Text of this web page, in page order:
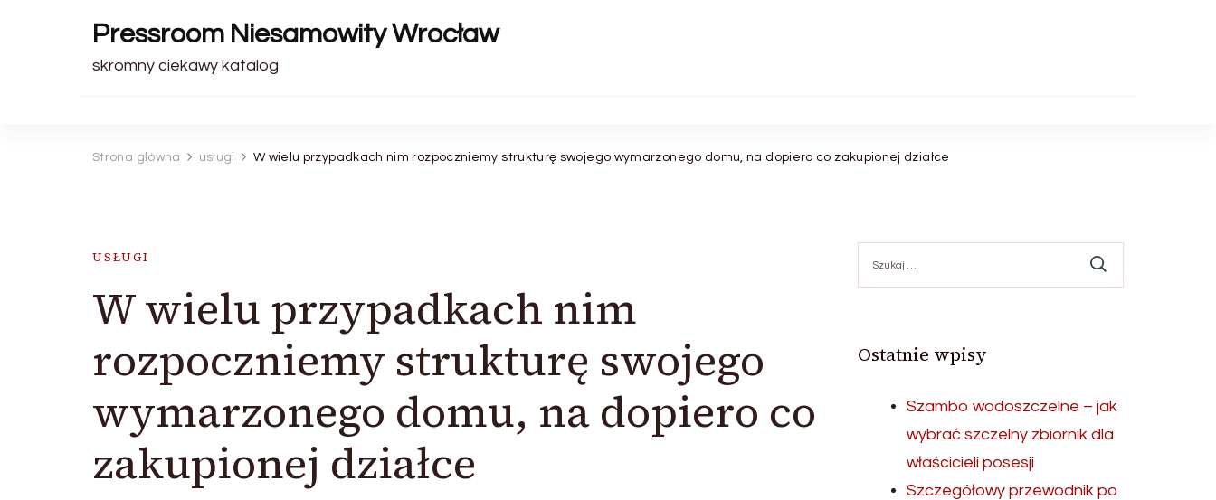
Pressroom Niesamowity Wrocław
skromny ciekawy katalog
Strona główna usługi W wielu przypadkach nim rozpoczniemy strukturę swojego wymarzonego domu, na dopiero co zakupionej działce
USŁUGI
W wielu przypadkach nim
rozpoczniemy strukturę swojego
wymarzonego domu, na dopiero co
zakupionej działce
Ostatnie wpisy
Szambo wodoszczelne – jak
wybrać szczelny zbiornik dla
właścicieli posesji
Szczegółowy przewodnik po